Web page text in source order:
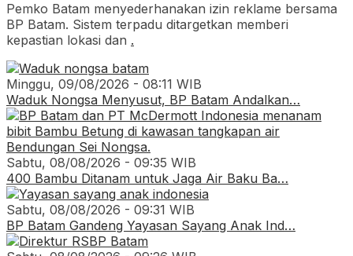
Pemko Batam menyederhanakan izin reklame bersama
BP Batam. Sistem terpadu ditargetkan memberi
kepastian lokasi dan .
Minggu, 09/08/2026 - 08:11 WIB
Waduk Nongsa Menyusut, BP Batam Andalkan…
Sabtu, 08/08/2026 - 09:35 WIB
400 Bambu Ditanam untuk Jaga Air Baku Ba…
Sabtu, 08/08/2026 - 09:31 WIB
BP Batam Gandeng Yayasan Sayang Anak Ind…